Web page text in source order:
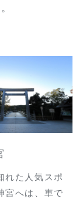
れた人気スポ
宮へは、車で